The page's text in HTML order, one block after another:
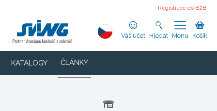
Registrace do B2B
Váš účet Hledat Menu Košík
KATALOGY ČLÁNKY